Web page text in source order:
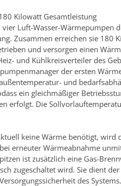
Kilowatt Gesamtleistung
Luft-Wasser-Wärmepumpen
Zusammen erreichen sie 180
und versorgen einen
und Kühlkreisverteiler des
der ersten
und
ein gleichmäßiger
erfolgt. Die
keine Wärme benötigt, wird
erneuter Wärmeabnahme
ist zusätzlich eine Gas-
zugeschaltet wird. Sie dient der
des Systems.